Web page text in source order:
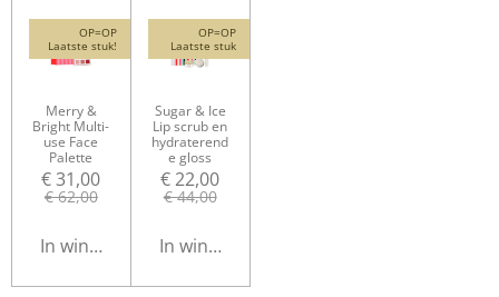
OP=OP
Laatste stuk!
Merry &
Bright Multi-
use Face
Palette
€ 31,00
€ 62,00
In winkelwagen
OP=OP
Laatste stuk
Sugar & Ice
Lip scrub en
hydraterend
e gloss
€ 22,00
€ 44,00
In winkelwagen